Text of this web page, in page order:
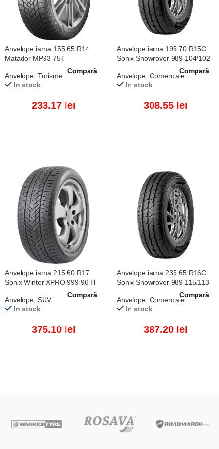
Anvelope iarna 155 65 R14
Matador MP93 75T
Anvelope Turisme
In stock
233.17 lei
Compară
Anvelope iarna 195 70 R15C
Sonix Snowrover 989 104/102
Anvelope Comerciale
In stock
308.55 lei
Compară
Anvelope iarna 215 60 R17
Sonix Winter XPRO 999 96 H
Anvelope SUV
In stock
375.10 lei
Compară
Anvelope iarna 235 65 R16C
Sonix Snowrover 989 115/113
Anvelope Comerciale
In stock
387.20 lei
Compară